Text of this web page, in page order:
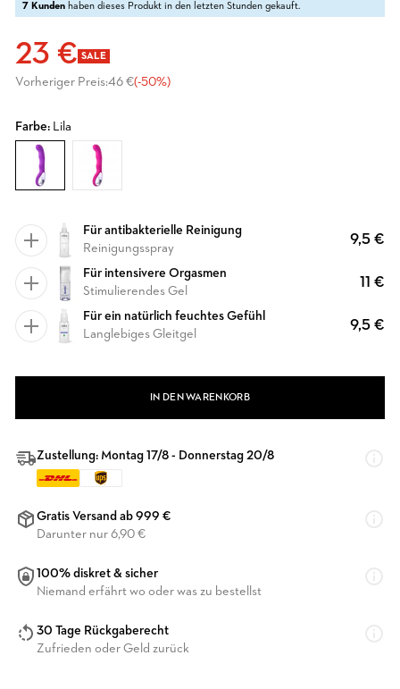
7 Kunden haben dieses Produkt in den letzten Stunden gekauft.
23 € SALE
Vorheriger Preis:46 €(-50%)
Farbe: Lila
Für antibakterielle Reinigung
Reinigungsspray
9,5 €
Für intensivere Orgasmen
Stimulierendes Gel
11 €
Für ein natürlich feuchtes Gefühl
Langlebiges Gleitgel
9,5 €
IN DEN WARENKORB
Zustellung: Montag 17/8 - Donnerstag 20/8
Gratis Versand ab 999 €
Darunter nur 6,90 €
100% diskret & sicher
Niemand erfährt wo oder was zu bestellst
30 Tage Rückgaberecht
Zufrieden oder Geld zurück